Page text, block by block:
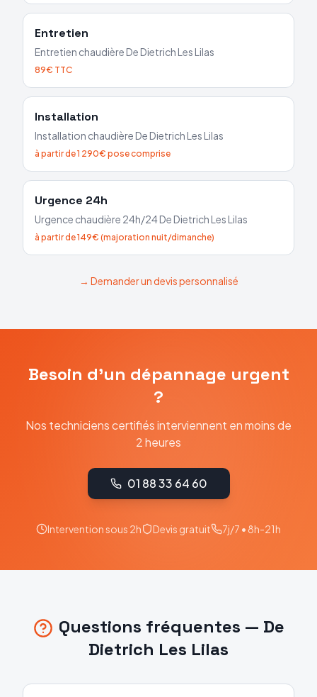
Entretien
Entretien chaudièreDe DietrichLes Lilas
89€ TTC
Installation
Installation chaudièreDe DietrichLes Lilas
à partir de 1 290€ pose comprise
Urgence 24h
Urgence chaudière 24h/24De DietrichLes Lilas
à partir de 149€ (majoration nuit/dimanche)
→ Demander un devis personnalisé
Besoin d'un dépannage urgent
?
Nos techniciens certifiés interviennent en moins de
2 heures
01 88 33 64 60
Intervention sous 2h Devis gratuit 7j/7 • 8h-21h
Questions fréquentes — De
Dietrich Les Lilas